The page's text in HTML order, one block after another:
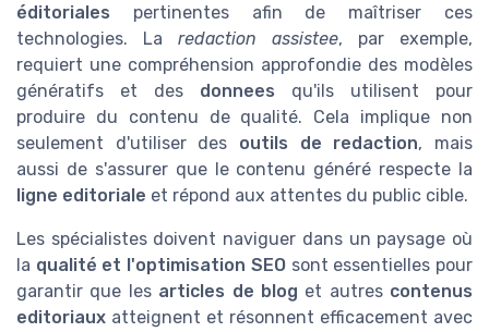
éditoriales pertinentes afin de maîtriser ces
technologies. La redaction assistee, par exemple,
requiert une compréhension approfondie des modèles
génératifs et des donnees qu'ils utilisent pour
produire du contenu de qualité. Cela implique non
seulement d'utiliser des outils de redaction, mais
aussi de s'assurer que le contenu généré respecte la
ligne editoriale et répond aux attentes du public cible.
Les spécialistes doivent naviguer dans un paysage où
la qualité et l'optimisation SEOsont essentielles pour
garantir que les articles de blog et autres contenus
editoriaux atteignent et résonnent efficacement avec